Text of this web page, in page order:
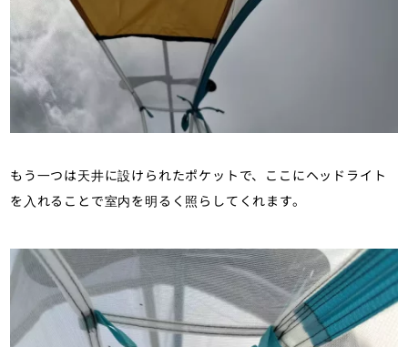
もう一つは天井に設けられたポケットで、ここにヘッドライト
を入れることで室内を明るく照らしてくれます。